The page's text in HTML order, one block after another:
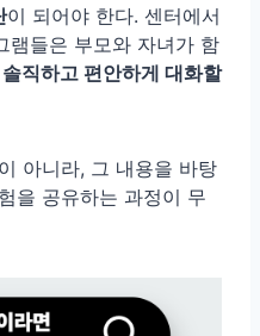
이 되어야 한다. 센터에서
램들은 부모와 자녀가 함
직하고 편안하게 대화할
아니라, 그 내용을 바탕
을 공유하는 과정이 무